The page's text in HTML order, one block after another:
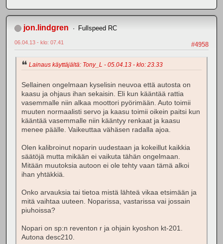
jon.lindgren Fullspeed RC
#4958
06.04.13 - klo: 07.41
Lainaus käyttäjältä: Tony_L - 05.04.13 - klo: 23.33
Sellainen ongelmaan kyselisin neuvoa että autosta on
kaasu ja ohjaus ihan sekaisin. Eli kun kääntää rattia
vasemmalle niin alkaa moottori pyörimään. Auto toimii
muuten normaalisti servo ja kaasu toimii oikein paitsi kun
kääntää vasemmalle niin kääntyy renkaat ja kaasu
menee päälle. Vaikeuttaa vähäsen radalla ajoa.
Olen kalibroinut noparin uudestaan ja kokeillut kaikkia
säätöjä mutta mikään ei vaikuta tähän ongelmaan.
Mitään muutoksia autoon ei ole tehty vaan tämä alkoi
ihan yhtäkkiä.
Onko arvauksia tai tietoa mistä lähteä vikaa etsimään ja
mitä vaihtaa uuteen. Noparissa, vastarissa vai jossain
piuhoissa?
Nopari on sp:n reventon r ja ohjain kyoshon kt-201.
Autona desc210.